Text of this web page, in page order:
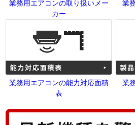
業務用エアコンの取り扱いメー
カー
業
業務用エアコンの能力対応面積
表
業